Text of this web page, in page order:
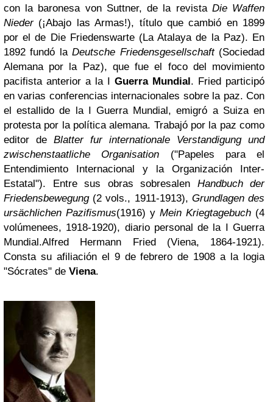
con la baronesa von Suttner, de la revista Die Waffen
Nieder(¡Abajo las Armas!), título que cambió en 1899
por el de Die Friedenswarte (La Atalaya de la Paz). En
1892 fundó laDeutsche Friedensgesellschaft(Sociedad
Alemana por la Paz), que fue el foco del movimiento
pacifista anterior a la I Guerra Mundial. Fried participó
en varias conferencias internacionales sobre la paz. Con
el estallido de la I Guerra Mundial, emigró a Suiza en
protesta por la política alemana. Trabajó por la paz como
editor de Blatter fur internationale Verstandigung und
zwischenstaatliche Organisation ("Papeles para el
Entendimiento Internacional y la Organización Inter-
Estatal"). Entre sus obras sobresalen Handbuch der
Friedensbewegung(2 vols., 1911-1913), Grundlagen des
ursächlichen Pazifismus(1916) y Mein Kriegtagebuch (4
volúmenees, 1918-1920), diario personal de la I Guerra
Mundial.Alfred Hermann Fried (Viena, 1864-1921).
Consta su afiliación el 9 de febrero de 1908 a la logia
"Sócrates" de Viena.